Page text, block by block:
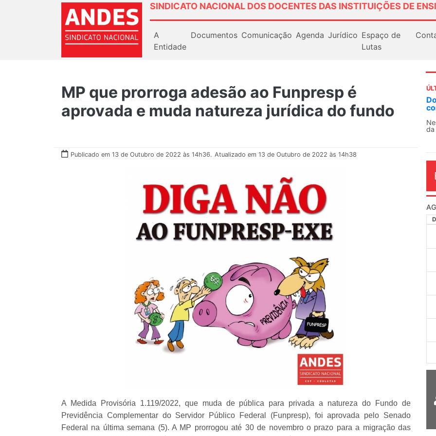
SINDICATO NACIONAL DOS DOCENTES DAS INSTITUIÇÕES DE
A
Entidade
Documentos Comunicação Agenda Jurídico Espaço de
Lutas
MP que prorroga adesão ao Funpresp é
aprovada e muda natureza jurídica do fundo
Publicado em 13 de Outubro de 2022 às 14h36. Atualizado em 13 de Outubro de 2022 às 14h38
A Medida Provisória 1.119/2022, que muda de pública para privada a natureza do Fundo de
Previdência Complementar do Servidor Público Federal (Funpresp), foi aprovada pelo Senado
Federal na última semana (5). A MP prorrogou até 30 de novembro o prazo para a migração das
Docentes paralisam novamente as
contra as políticas de Milei na Argentina
Nessa segunda-feira (3), sindicatos de docentes